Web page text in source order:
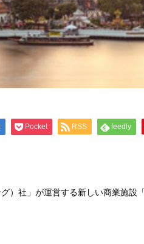
Pocket RSS feedly
）社」が運営する新しい商業施